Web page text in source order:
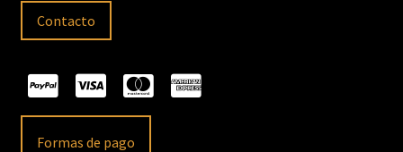
Contacto
Formas de pago